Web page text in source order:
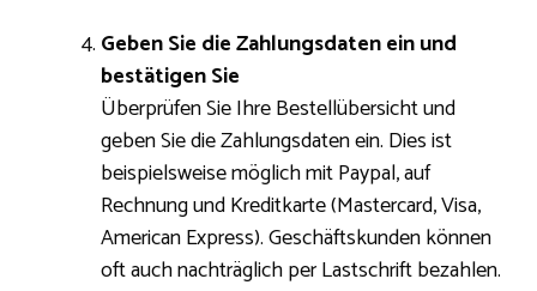
Geben Sie die Zahlungsdaten ein und
bestätigen Sie
Überprüfen Sie Ihre Bestellübersicht und
geben Sie die Zahlungsdaten ein. Dies ist
beispielsweise möglich mit Paypal, auf
Rechnung und Kreditkarte (Mastercard, Visa,
American Express). Geschäftskunden können
oft auch nachträglich per Lastschrift bezahlen.